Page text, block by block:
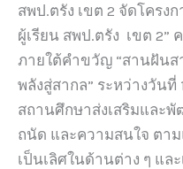
สพป.ตรัง เขต 2 จัดโคร
ผู้เรียน สพป.ตรัง เขต 2”
ภายใต้คำขวัญ “สานฝัน
พลังสู่สากล” ระหว่างวันที่
สถานศึกษาส่งเสริมและ
ถนัด และความสนใจ ตา
เป็นเลิศในด้านต่าง ๆ แล